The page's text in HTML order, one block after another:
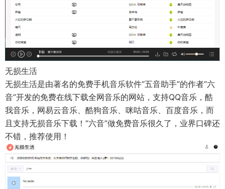
无损生活
无损生活是由著名的免费手机音乐软件“五音助手”的作者“六
音”开发的免费在线下载全网音乐的网站，支持QQ音乐，酷
我音乐，网易云音乐、酷狗音乐、咪咕音乐、百度音乐，而
且支持无损音乐下载！“六音”做免费音乐很久了，业界口碑还
不错，推荐使用！